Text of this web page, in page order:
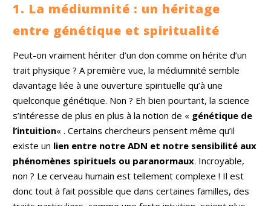
1. La médiumnité : un héritage
entre génétique et spiritualité
Peut-on vraiment hériter d’un don comme on hérite d’un
trait physique ? A première vue, la médiumnité semble
davantage liée à une ouverture spirituelle qu’à une
quelconque génétique. Non ? Eh bien pourtant, la science
s’intéresse de plus en plus à la notion de « génétique de
l’intuition« . Certains chercheurs pensent même qu’il
existe un lien entre notre ADN et notre sensibilité aux
phénomènes spirituels ou paranormaux. Incroyable,
non ? Le cerveau humain est tellement complexe ! Il est
donc tout à fait possible que dans certaines familles, des